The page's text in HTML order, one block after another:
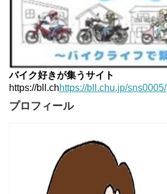
バイク好きが集うサイト
https://bll.chhttps://bll.chu.jp/sns0005/
プロフィール